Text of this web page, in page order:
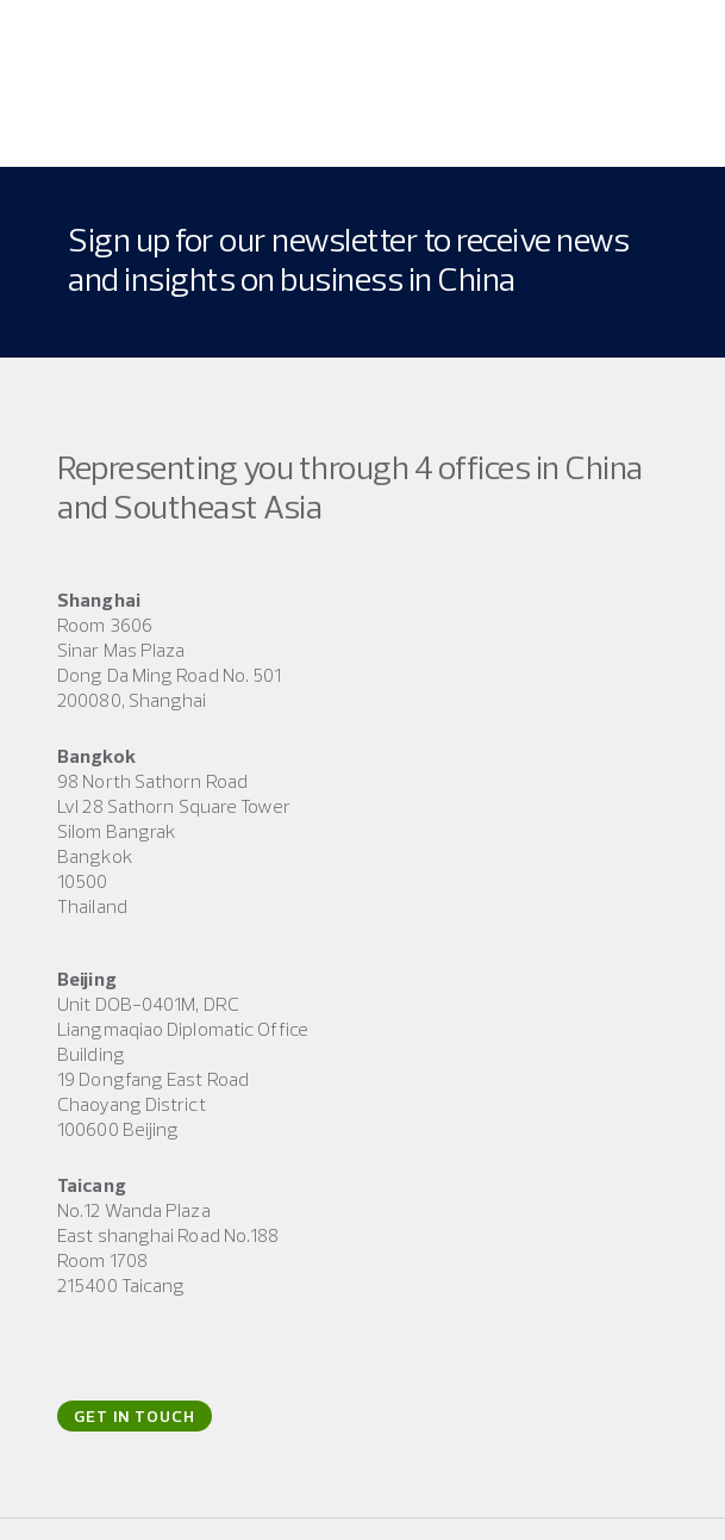
Sign up for our newsletter to receive news
and insights on business in China
Representing you through 4 offices in China
and Southeast Asia
Shanghai
Room 3606
Sinar Mas Plaza
Dong Da Ming Road No. 501
200080, Shanghai
Bangkok
98 North Sathorn Road
Lvl 28 Sathorn Square Tower
Silom Bangrak
Bangkok
10500
Thailand
Beijing
Unit DOB-0401M, DRC
Liangmaqiao Diplomatic Office
Building
19 Dongfang East Road
Chaoyang District
100600 Beijing
Taicang
No.12 Wanda Plaza
East shanghai Road No.188
Room 1708
215400 Taicang
GET IN TOUCH